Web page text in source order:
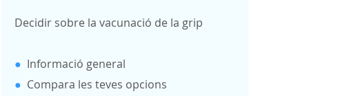
Decidir sobre la vacunació de la grip
● Informació general
● Compara les teves opcions